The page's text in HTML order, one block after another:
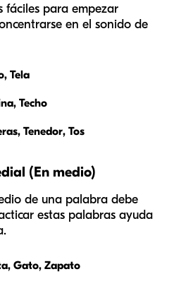
fáciles para empezar
en el sonido de
Tela
Techo
Tenedor, Tos
(En medio)
de una palabra debe
estas palabras ayuda
Gato, Zapato